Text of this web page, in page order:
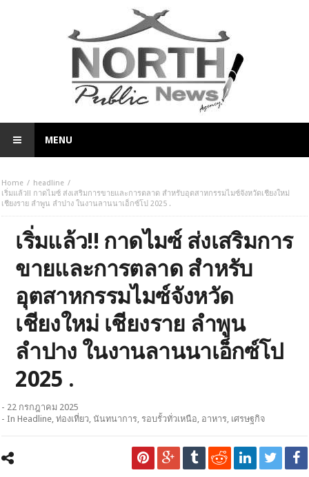
MENU
Home
headline
เริ่มแล้ว!! กาดไมซ์ ส่งเสริมการขายและการตลาด สำหรับอุตสาหกรรมไมซ์จังหวัดเชียงใหม่
เชียงราย ลำพูน ลำปาง ในงานลานนาเอ็กซ์โป 2025 .
เริ่มแล้ว!! กาดไมซ์ ส่งเสริมการ
ขายและการตลาด สำหรับ
อุตสาหกรรมไมซ์จังหวัด
เชียงใหม่ เชียงราย ลำพูน
ลำปาง ในงานลานนาเอ็กซ์โป
2025 .
- 22 กรกฎาคม 2025
- InHeadline,ท่องเที่ยว,นันทนาการ, รอบรั้วทั่วเหนือ, อาหาร, เศรษฐกิจ